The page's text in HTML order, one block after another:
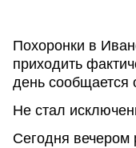
Похоронки в
приходить
день сообщается
Не стал
Сегодня вечером